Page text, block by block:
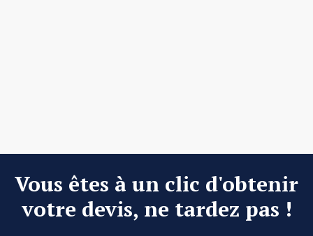
Vous êtes à un clic d'obtenir
votre devis, ne tardez pas !